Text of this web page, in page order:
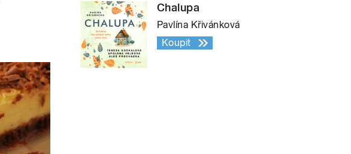
Chalupa
Pavlína Křivánková
Koupit